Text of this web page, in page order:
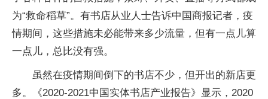
为“救命稻草”。有书店从业人士告诉中国商报记者，疫
情期间，这些措施未必能带来多少流量，但有一点儿算
一点儿，总比没有强。
虽然在疫情期间倒下的书店不少，但开出的新店更
多。《2020-2021中国实体书店产业报告》显示，2020